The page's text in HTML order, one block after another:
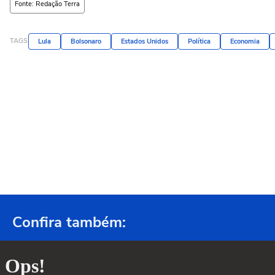
Fonte: Redação Terra
TAGS Lula Bolsonaro Estados Unidos Política Economia
Confira também: